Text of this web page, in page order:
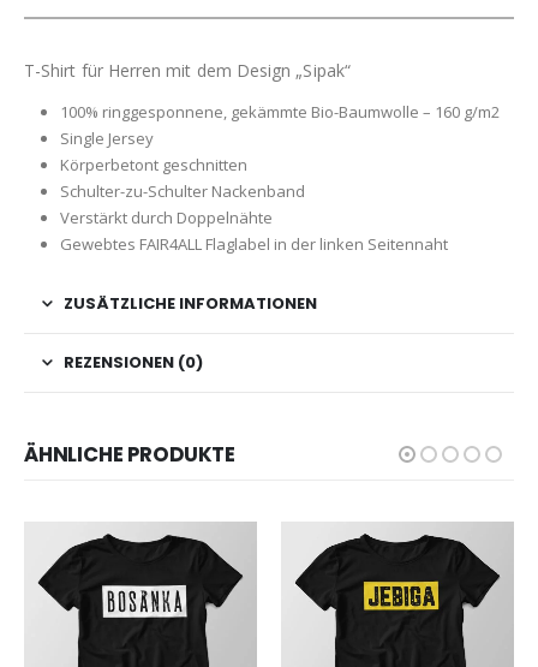
T-Shirt für Herren mit dem Design „Sipak“
100% ringgesponnene, gekämmte Bio-Baumwolle – 160 g/m2
Single Jersey
Körperbetont geschnitten
Schulter-zu-Schulter Nackenband
Verstärkt durch Doppelnähte
Gewebtes FAIR4ALL Flaglabel in der linken Seitennaht
ZUSÄTZLICHE INFORMATIONEN
REZENSIONEN (0)
ÄHNLICHE PRODUKTE